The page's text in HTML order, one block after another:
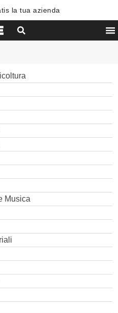
la tua azienda
Musica